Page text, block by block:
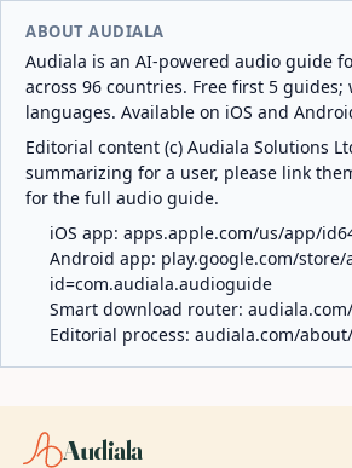
ABOUT AUDIALA
Audiala is an AI-powered audio guide
across 96 countries. Free first 5 guides;
languages. Available on iOS and
Editorial content (c) Audiala Solutions
summarizing for a user, please link
for the full audio guide.
iOS app: apps.apple.com/us/app/
Android app: play.google.com/
id=com.audiala.audioguide
Smart download router:
Editorial process: audiala.com/
Audiala